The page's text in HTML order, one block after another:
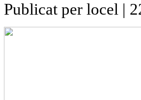
Publicat per locel |